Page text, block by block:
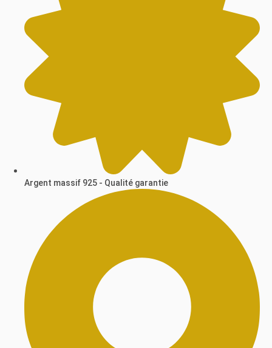
Argent massif 925 - Qualité garantie